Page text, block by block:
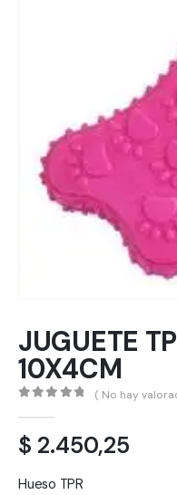
JUGUETE
10X4CM
( No hay
$ 2.450,25
Hueso TPR